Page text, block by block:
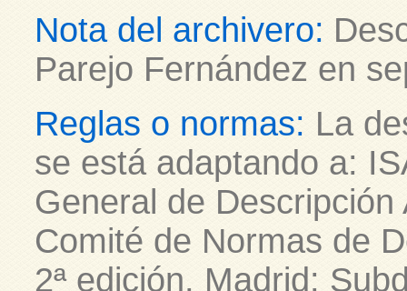
Nota del archivero:
Parejo Fernández en
Reglas o normas: La
se está adaptando a:
General de
Comité de Normas de
2ª edición. Madrid: